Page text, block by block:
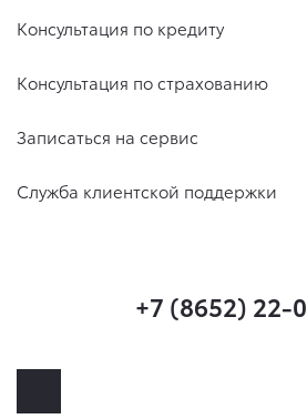
Консультация по кредиту
Консультация по страхованию
Записаться на сервис
Служба клиентской поддержки
+7 (8652) 22-